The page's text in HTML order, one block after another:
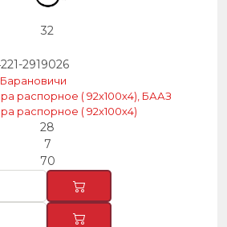
32
2919026
распорное ( 92х100х4), БААЗ
распорное ( 92х100х4)
28
7
70